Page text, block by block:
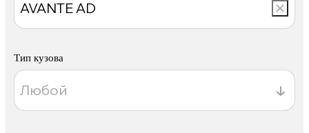
Тип кузова